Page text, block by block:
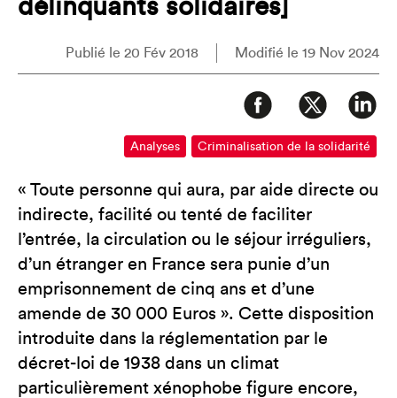
délinquants solidaires]
Publié le 20 Fév 2018 Modifié le 19 Nov 2024
Analyses Criminalisation de la solidarité
« Toute personne qui aura, par aide directe ou
indirecte, facilité ou tenté de faciliter
l’entrée, la circulation ou le séjour irréguliers,
d’un étranger en France sera punie d’un
emprisonnement de cinq ans et d’une
amende de 30 000 Euros ». Cette disposition
introduite dans la réglementation par le
décret-loi de 1938 dans un climat
particulièrement xénophobe figure encore,